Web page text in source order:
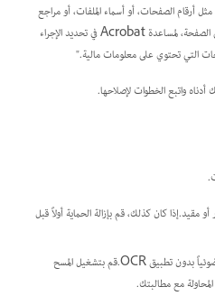
أرقام الصفحات، أو أسماء الملفات، أو مراجع
المحتوى الدقيقة، أو أوصاف ما يظهر على الصفحة، لمساعدة Acrobat في تحديد الإجراء
التي تحتوي على معلومات مالية."
واتبع الخطوات لإصلاحها.
كان كذلك، قم بإزالة الحماية أولاً قبل
تأكد من أن الملف ليس صورة ممسوحة ضوئياً بدون تطبيق OCR.قم بتشغيل المسح